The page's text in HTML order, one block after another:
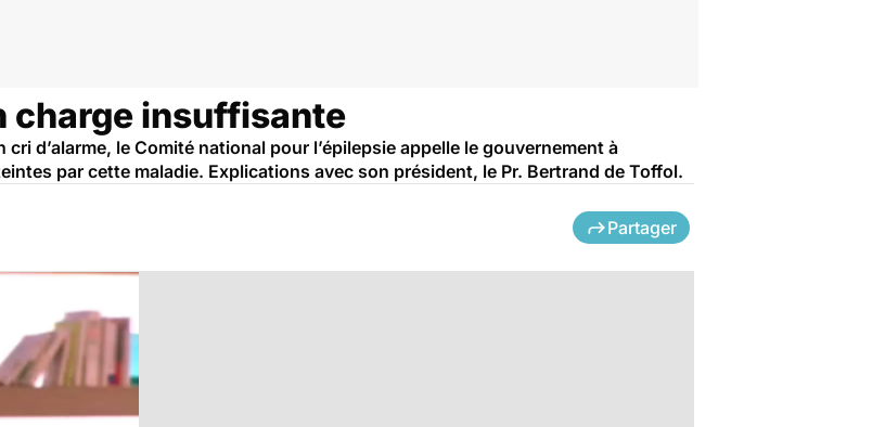
charge insuffisante
d’alarme, le Comité national pour l’épilepsie appelle le gouvernement à
par cette maladie. Explications avec son président, le Pr. Bertrand de Toffol.
Partager